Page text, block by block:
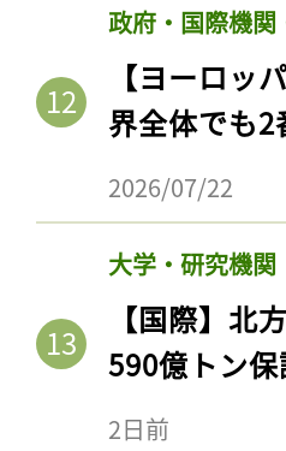
政府・国際機関
【ヨーロッ
界全体でも
2026/07/22
大学・研究機関
【国際】北
590億トン
2日前